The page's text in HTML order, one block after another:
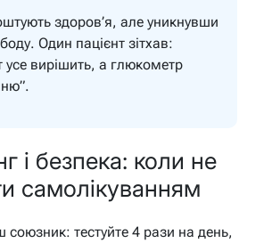
здоров’я, але уникнувши
Один пацієнт зітхав:
усе вирішить, а глюкометр
і безпека: коли не
самолікуванням
тестуйте 4 рази на день,